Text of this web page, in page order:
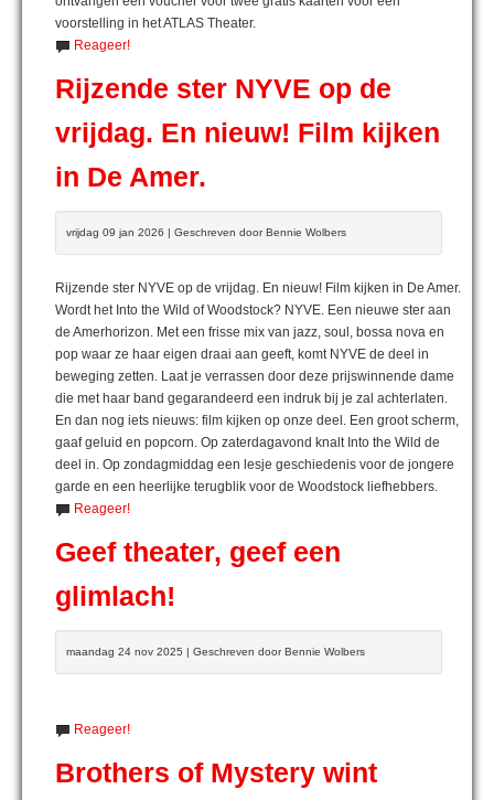
voorstelling in het ATLAS Theater.
Reageer!
Rijzende ster NYVE op de
vrijdag. En nieuw! Film kijken
in De Amer.
vrijdag 09 jan 2026 | Geschreven door Bennie Wolbers
Rijzende ster NYVE op de vrijdag. En nieuw! Film kijken in De Amer.
Wordt het Into the Wild of Woodstock? NYVE. Een nieuwe ster aan
de Amerhorizon. Met een frisse mix van jazz, soul, bossa nova en
pop waar ze haar eigen draai aan geeft, komt NYVE de deel in
beweging zetten. Laat je verrassen door deze prijswinnende dame
die met haar band gegarandeerd een indruk bij je zal achterlaten.
En dan nog iets nieuws: film kijken op onze deel. Een groot scherm,
gaaf geluid en popcorn. Op zaterdagavond knalt Into the Wild de
deel in. Op zondagmiddag een lesje geschiedenis voor de jongere
garde en een heerlijke terugblik voor de Woodstock liefhebbers.
Reageer!
Geef theater, geef een
glimlach!
maandag 24 nov 2025 | Geschreven door Bennie Wolbers
Reageer!
Brothers of Mystery wint